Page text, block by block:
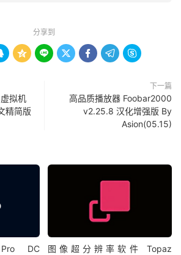
分享到
     
拟机
精简版
下一篇
高品质播放器 Foobar2000
v2.25.8 汉化增强版 By
Asion(05.15)
DC
图像超分辨率软件 Topaz